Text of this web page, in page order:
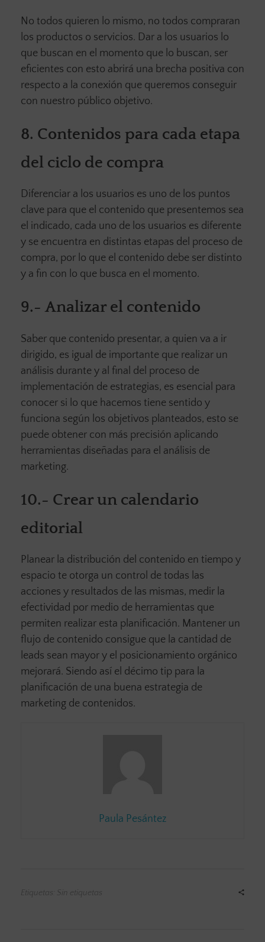
No todos quieren lo mismo, no todos compraran
los productos o servicios. Dar a los usuarios lo
que buscan en el momento que lo buscan, ser
eficientes con esto abrirá una brecha positiva con
respecto a la conexión que queremos conseguir
con nuestro público objetivo.
8. Contenidos para cada etapa
del ciclo de compra
Diferenciar a los usuarios es uno de los puntos
clave para que el contenido que presentemos sea
el indicado, cada uno de los usuarios es diferente
y se encuentra en distintas etapas del proceso de
compra, por lo que el contenido debe ser distinto
y a fin con lo que busca en el momento.
9.-Analizar el contenido
Saber que contenido presentar, a quien va a ir
dirigido, es igual de importante que realizar un
análisis durante y al final del proceso de
implementación de estrategias, es esencial para
conocer si lo que hacemos tiene sentido y
funciona según los objetivos planteados, esto se
puede obtener con más precisión aplicando
herramientas diseñadas para el análisis de
marketing.
10.- Crear un calendario
editorial
Planear la distribución del contenido en tiempo y
espacio te otorga un control de todas las
acciones y resultados de las mismas, medir la
efectividad por medio de herramientas que
permiten realizar esta planificación. Mantener un
flujo de contenido consigue que la cantidad de
leads sean mayor y el posicionamiento orgánico
mejorará. Siendo así el décimo tip para la
planificación de una buena estrategia de
marketing de contenidos.
Paula Pesántez
Etiquetas: Sin etiquetas